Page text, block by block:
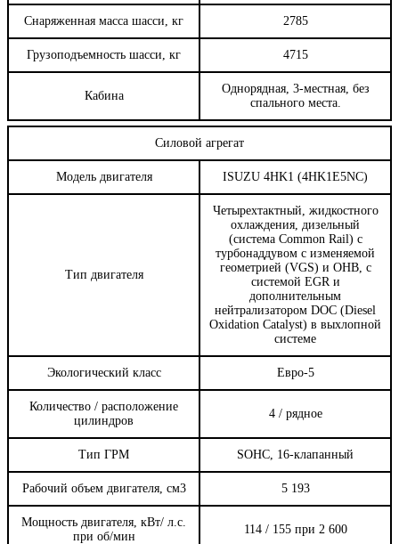
Снаряженная масса шасси, кг 2785
Грузоподъемность шасси, кг 4715
Кабина
Однорядная, 3-местная, без
спального места.
Силовой агрегат
Модель двигателя ISUZU 4HK1 (4HK1E5NC)
Тип двигателя
Четырехтактный, жидкостного
охлаждения, дизельный
(система Common Rail) с
турбонаддувом с изменяемой
геометрией (VGS) и ОНВ, с
системой EGR и
дополнительным
нейтрализатором DOC (Diesel
Oxidation Catalyst) в выхлопной
системе
Экологический класс Евро-5
Количество / расположение
цилиндров
4 / рядное
Тип ГРМ SOHC, 16-клапанный
Рабочий объем двигателя, см3 5 193
Мощность двигателя, кВт/ л.с.
при об/мин
114 / 155 при 2 600